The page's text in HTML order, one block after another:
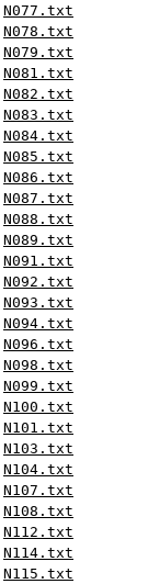
N077.txt
N078.txt
N079.txt
N081.txt
N082.txt
N083.txt
N084.txt
N085.txt
N086.txt
N087.txt
N088.txt
N089.txt
N091.txt
N092.txt
N093.txt
N094.txt
N096.txt
N098.txt
N099.txt
N100.txt
N101.txt
N103.txt
N104.txt
N107.txt
N108.txt
N112.txt
N114.txt
N115.txt